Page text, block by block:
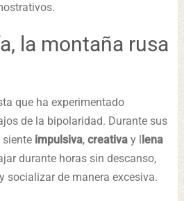
la montaña rusa
que ha experimentado
de la bipolaridad. Durante sus
impulsiva, creativay llena
durante horas sin descanso,
socializar de manera excesiva.